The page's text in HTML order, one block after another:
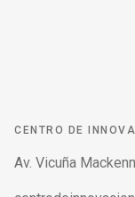
CENTRO DE
Av. Vicuña